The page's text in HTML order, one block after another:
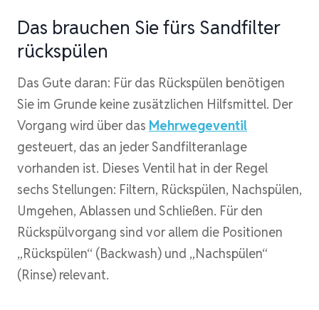
Das brauchen Sie fürs Sandfilter
rückspülen
Das Gute daran: Für das Rückspülen benötigen
Sie im Grunde keine zusätzlichen Hilfsmittel. Der
Vorgang wird über das Mehrwegeventil
gesteuert, das an jeder Sandfilteranlage
vorhanden ist. Dieses Ventil hat in der Regel
sechs Stellungen: Filtern, Rückspülen, Nachspülen,
Umgehen, Ablassen und Schließen. Für den
Rückspülvorgang sind vor allem die Positionen
„Rückspülen“ (Backwash) und „Nachspülen“
(Rinse) relevant.